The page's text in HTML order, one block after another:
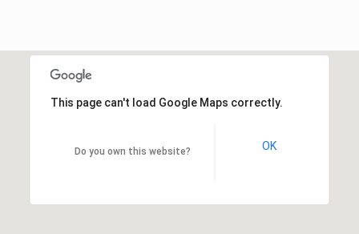
This page can't load Google Maps correctly.
Do you own this website? OK